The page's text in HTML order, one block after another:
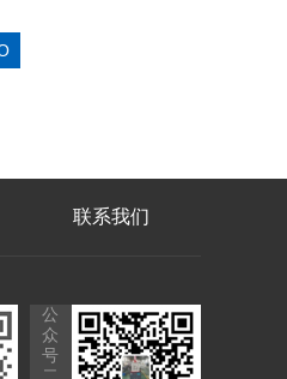
联系我们
公
众
号